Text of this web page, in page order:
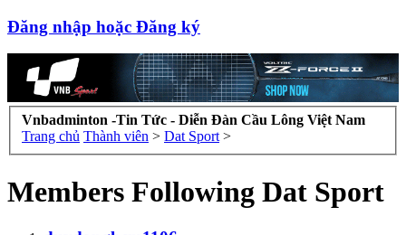
Đăng nhập hoặc Đăng ký
Vnbadminton -Tin Tức - Diễn Đàn Cầu Lông Việt Nam
Trang chủ Thành viên > Dat Sport >
Members Following Dat Sport